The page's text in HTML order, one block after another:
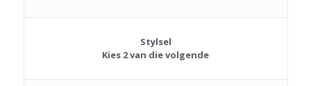
Stylsel
Kies 2 van die volgende